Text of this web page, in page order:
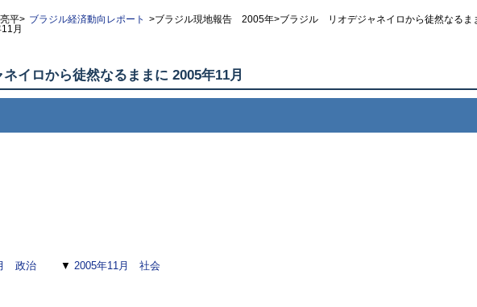
平> ブラジル経済動向レポート >ブラジル現地報告 2005年>ブラジル リオデジャネイロから徒然なるま
月
イロから徒然なるままに 2005年11月
政治 ▼ 2005年11月 社会